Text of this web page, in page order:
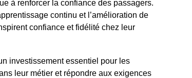
à renforcer la confiance des passagers.
continu et l’amélioration de
confiance et fidélité chez leur
investissement essentiel pour les
leur métier et répondre aux exigences